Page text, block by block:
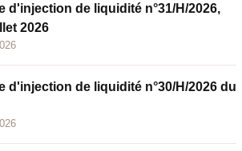
de liquidité n°31/H/2026,
2026
de liquidité n°30/H/2026 du